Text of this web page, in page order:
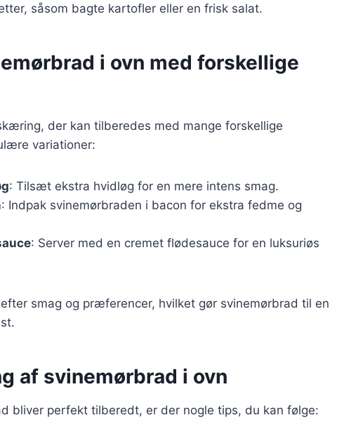
såsom bagte kartofler eller en frisk salat.
i ovn med forskellige
der kan tilberedes med mange forskellige
variationer:
: Tilsæt ekstra hvidløg for en mere intens smag.
: Indpak svinemørbraden i bacon for ekstra fedme og
: Server med en cremet flødesauce for en luksuriøs
smag og præferencer, hvilket gør svinemørbrad til en
af svinemørbrad i ovn
bliver perfekt tilberedt, er der nogle tips, du kan følge: